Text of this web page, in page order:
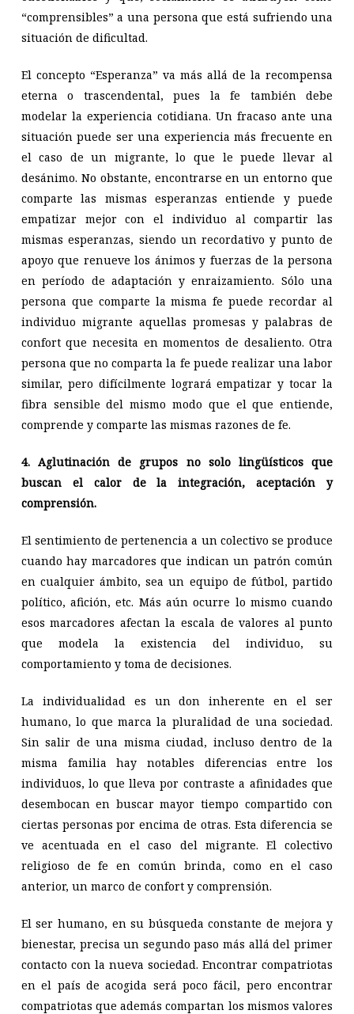
“comprensibles” a una persona que está sufriendo una
situación de dificultad.
El concepto “Esperanza” va más allá de la recompensa
eterna o trascendental, pues la fe también debe
modelar la experiencia cotidiana. Un fracaso ante una
situación puede ser una experiencia más frecuente en
el caso de un migrante, lo que le puede llevar al
desánimo. No obstante, encontrarse en un entorno que
comparte las mismas esperanzas entiende y puede
empatizar mejor con el individuo al compartir las
mismas esperanzas, siendo un recordativo y punto de
apoyo que renueve los ánimos y fuerzas de la persona
en período de adaptación y enraizamiento. Sólo una
persona que comparte la misma fe puede recordar al
individuo migrante aquellas promesas y palabras de
confort que necesita en momentos de desaliento. Otra
persona que no comparta la fe puede realizar una labor
similar, pero difícilmente logrará empatizar y tocar la
fibra sensible del mismo modo que el que entiende,
comprende y comparte las mismas razones de fe.
4. Aglutinación de grupos no solo lingüísticos que
buscan el calor de la integración, aceptación y
comprensión.
El sentimiento de pertenencia a un colectivo se produce
cuando hay marcadores que indican un patrón común
en cualquier ámbito, sea un equipo de fútbol, partido
político, afición, etc. Más aún ocurre lo mismo cuando
esos marcadores afectan la escala de valores al punto
que modela la existencia del individuo, su
comportamiento y toma de decisiones.
La individualidad es un don inherente en el ser
humano, lo que marca la pluralidad de una sociedad.
Sin salir de una misma ciudad, incluso dentro de la
misma familia hay notables diferencias entre los
individuos, lo que lleva por contraste a afinidades que
desembocan en buscar mayor tiempo compartido con
ciertas personas por encima de otras. Esta diferencia se
ve acentuada en el caso del migrante. El colectivo
religioso de fe en común brinda, como en el caso
anterior, un marco de confort y comprensión.
El ser humano, en su búsqueda constante de mejora y
bienestar, precisa un segundo paso más allá del primer
contacto con la nueva sociedad. Encontrar compatriotas
en el país de acogida será poco fácil, pero encontrar
compatriotas que además compartan los mismos valores